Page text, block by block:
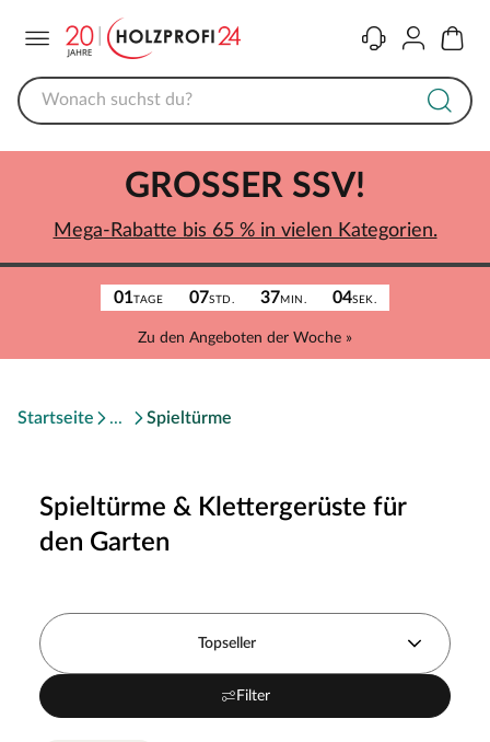
KontaktKonto
01TAGE 07STD. 37MIN. 04SEK.
Zu den Angeboten der Woche »
GROSSER SSV!
Mega-Rabatte bis 65 % in vielen Kategorien.
Startseite Spieltürme
Spieltürme & Klettergerüste für
den Garten
Topseller
Filter